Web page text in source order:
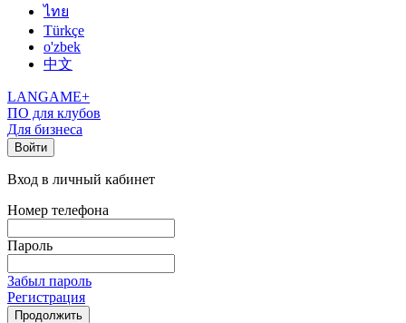
ไทย
Türkçe
o'zbek
中文
LANGAME+
ПО для клубов
Для бизнеса
Войти
Вход в личный кабинет
Номер телефона
Пароль
Забыл пароль
Регистрация
Продолжить